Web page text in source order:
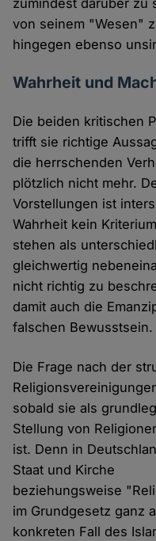
zumindest darüber zu
von seinem "Wesen"
hingegen ebenso
Wahrheit und
Die beiden kritischen
trifft sie richtige
die herrschenden
plötzlich nicht mehr.
Vorstellungen ist
Wahrheit kein
stehen als
gleichwertig
nicht richtig zu
damit auch die
falschen Bewusstsein.
Die Frage nach der
sobald sie als
Stellung von
ist. Denn in
Staat und Kirche
beziehungsweise
im Grundgesetz ganz
konkreten Fall des